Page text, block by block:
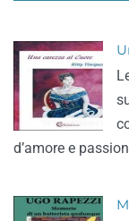
d’amore e